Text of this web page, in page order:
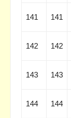
141 141
142 142
143 143
144 144